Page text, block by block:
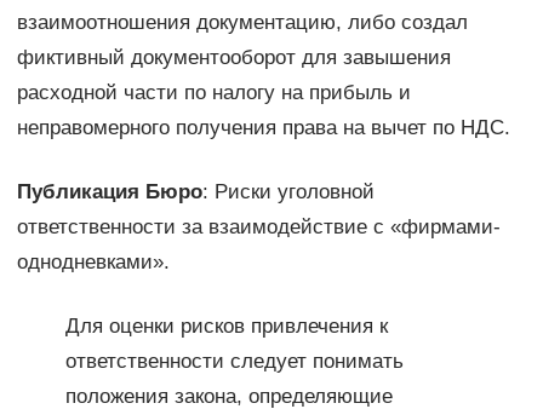
взаимоотношения документацию, либо создал
фиктивный документооборот для завышения
расходной части по налогу на прибыль и
неправомерного получения права на вычет по НДС.
Публикация Бюро: Риски уголовной
ответственности за взаимодействие с «фирмами-
однодневками».
Для оценки рисков привлечения к
ответственности следует понимать
положения закона, определяющие